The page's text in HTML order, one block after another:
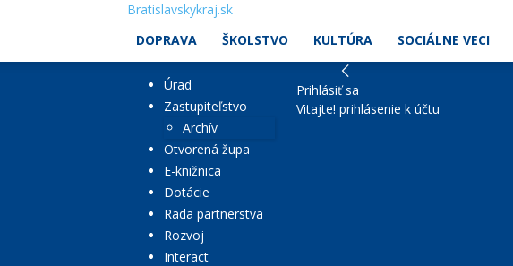
Bratislavskykraj.sk
DOPRAVA
ŠKOLSTVO KULTÚRA SOCIÁLNE VECI
Úrad
Zastupiteľstvo
Archív
Otvorená župa
E-knižnica
Dotácie
Rada partnerstva
Rozvoj
Interact
Prihlásiť sa
Vitajte! prihlásenie k účtu